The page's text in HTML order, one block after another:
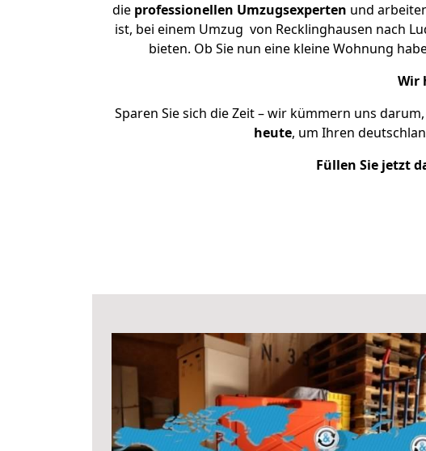
die professionellen Umzugsexperten und
ist, bei einem Umzug von Recklinghausen nach
bieten. Ob Sie nun eine kleine Wohnung
Wir
Sparen Sie sich die Zeit – wir kümmern uns
heute, um Ihren
Füllen Sie jetzt